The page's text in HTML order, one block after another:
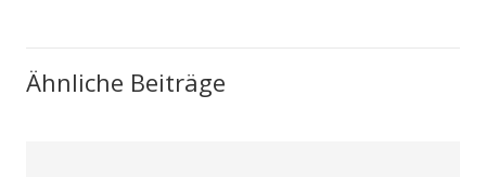
Ähnliche Beiträge